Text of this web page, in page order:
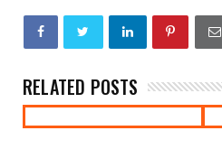
RELATED POSTS